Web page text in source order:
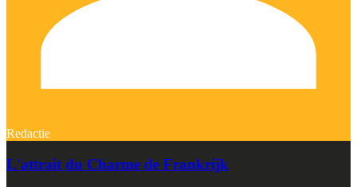
Redactie
L'attrait du Charme de Frankrijk